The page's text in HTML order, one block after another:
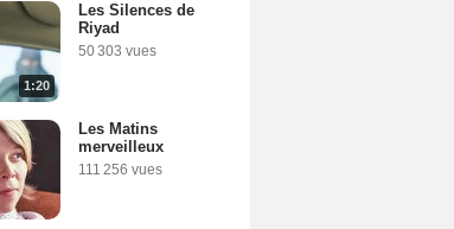
1:20
Les Silences de
Riyad
50 303 vues
Les Matins
merveilleux
111 256 vues